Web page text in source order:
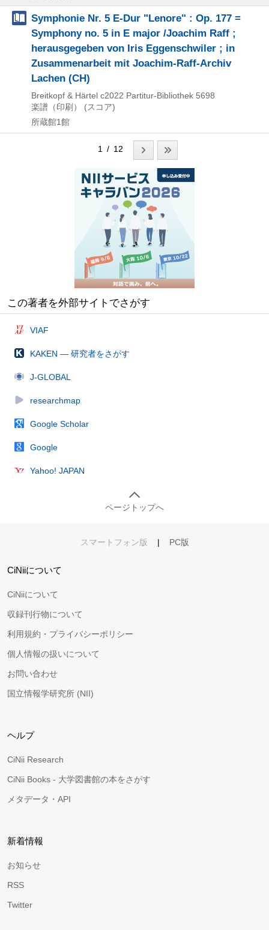
Symphonie Nr. 5 E-Dur "Lenore" : Op. 177 =
Symphony no. 5 in E major /Joachim Raff ;
herausgegeben von Iris Eggenschwiler ; in
Zusammenarbeit mit Joachim-Raff-Archiv
Lachen (CH)
Breitkopf & Härtel c2022 Partitur-Bibliothek 5698
楽譜（印刷） (スコア)
所蔵館1館
1 / 12
この著者を外部サイトでさがす
VIAF
KAKEN — 研究者をさがす
J-GLOBAL
researchmap
Google Scholar
Google
Yahoo! JAPAN
ページトップへ
スマートフォン版 | PC版
CiNiiについて
CiNiiについて
収録刊行物について
利用規約・プライバシーポリシー
個人情報の扱いについて
お問い合わせ
国立情報学研究所 (NII)
ヘルプ
CiNii Research
CiNii Books - 大学図書館の本をさがす
メタデータ・API
新着情報
お知らせ
RSS
Twitter